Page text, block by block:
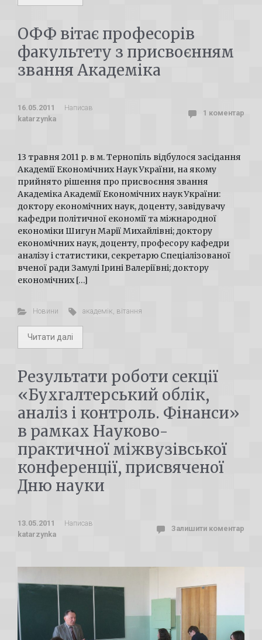
ОФФ вітає професорів
факультету з присвоєнням
звання Академіка
16.05.2011
Написав
katarzynka
1 коментар
13 травня 2011 р. в м. Тернопіль відбулося засідання
Академії Економічних Наук України, на якому
прийнято рішення про присвоєння звання
Академіка Академії Економічних наук України:
доктору економічних наук, доценту, завідувачу
кафедри політичної економії та міжнародної
економіки Шигун Марії Михайлівні; доктору
економічних наук, доценту, професору кафедри
аналізу і статистики, секретарю Спеціалізованої
вченої ради Замулі Ірині Валеріївні; доктору
економічних […]
Новини академік, вітання
Читати далі
Результати роботи секції
«Бухгалтерський облік,
аналіз і контроль. Фінанси»
в рамках Науково-
практичної міжвузівської
конференції, присвяченої
Дню науки
13.05.2011
Написав
katarzynka
Залишити коментар